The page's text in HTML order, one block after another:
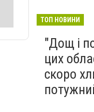
ТОП НОВИНИ
"Дощ і
цих
скоро